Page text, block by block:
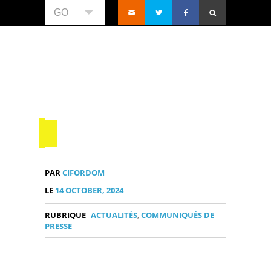
GO
PARCIFORDOM
LE 14 OCTOBER, 2024
RUBRIQUE ACTUALITÉS,COMMUNIQUÉS DE
PRESSE